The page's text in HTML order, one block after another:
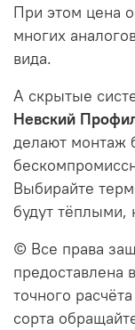
При этом цена
многих
вида.
А скрытые
Невский
делают монтаж
Выбирайте
будут
© Все права
предоставлена
точного
сорта